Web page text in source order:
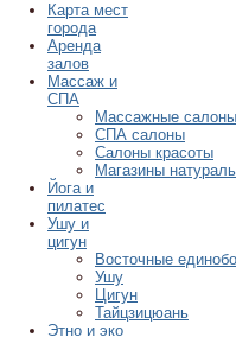
Карта мест
города
Аренда
залов
Массаж и
СПА
Массажные салоны
СПА салоны
Салоны красоты
Магазины
Йога и
пилатес
Ушу и
цигун
Восточные
Ушу
Цигун
Тайцзицюань
Этно и эко